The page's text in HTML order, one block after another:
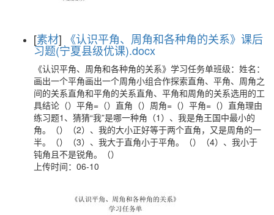
[素材] 《认识平角、周角和各种角的关系》课后
习题(宁夏县级优课).docx
《认识平角、周角和各种角的关系》学习任务单班级：姓名：
画出一个平角画出一个周角小组合作探索直角、平角、周角之
间的关系直角和平角的关系直角、平角和周角的关系选用的工
具结论（）平角=（）直角（）周角=（）平角=（）直角理由
练习题1、猜猜“我”是哪一种角（1）、我是角王国中最小的
角。（）（2）、我的大小正好等于两个直角，又是周角的一
半。（）（3）、我大于直角小于平角。（）（4）、我小于
钝角且不是锐角。（）
上传时间：06-10